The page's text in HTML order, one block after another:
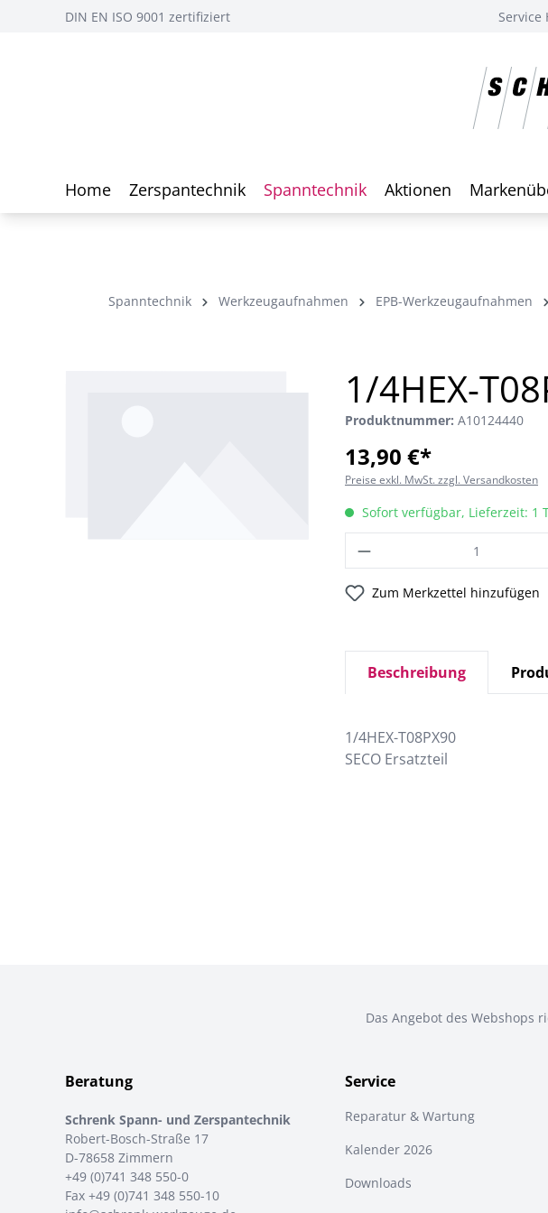
DIN EN ISO 9001 zertifiziert Service
Home Zerspantechnik Spanntechnik Aktionen
Spanntechnik Werkzeugaufnahmen EPB-Werkzeugaufnahmen
1/4HEX-
Produktnummer: A10124440
13,90 €*
Preise exkl. MwSt. zzgl. Versandkosten
Sofort verfügbar, Lieferzeit: 1
Zum Merkzettel hinzufügen
Beschreibung
1/4HEX-T08PX90
SECO Ersatzteil
Das Angebot des Webshops
Beratung
Schrenk Spann- und Zerspantechnik
Robert-Bosch-Straße 17
D-78658 Zimmern
+49 (0)741 348 550-0
Fax +49 (0)741 348 550-10
Service
Reparatur & Wartung
Kalender 2026
Downloads